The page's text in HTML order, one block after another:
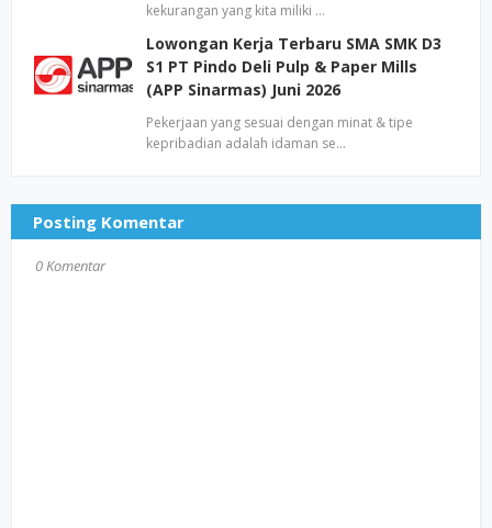
kekurangan yang kita miliki …
Lowongan Kerja Terbaru SMA SMK D3
S1 PT Pindo Deli Pulp & Paper Mills
(APP Sinarmas) Juni 2026
Pekerjaan yang sesuai dengan minat & tipe
kepribadian adalah idaman se…
Posting Komentar
0 Komentar